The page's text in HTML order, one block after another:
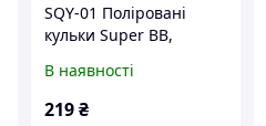
SQY-01 Поліровані
кульки Super BB,
упаковок × 60 шт
В наявності
219₴